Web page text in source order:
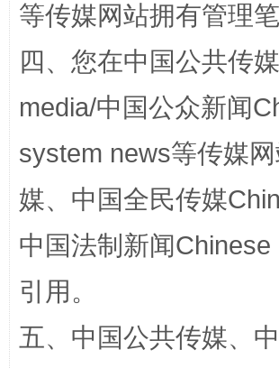
漫山遍野的桃花与雪山、麦地、白藏房
等传媒网站拥有管理
四、您在中国公共传
media/中国公众新闻
system news等传媒
媒、中国全民传媒
中国法制新闻
引用。
五、中国公共传媒、